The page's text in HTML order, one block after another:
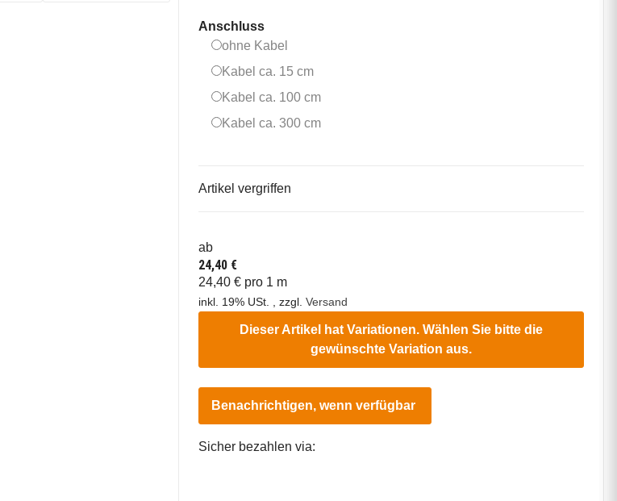
Anschluss
ohne Kabel
Kabel ca. 15 cmKabel ca. 15 cm
Kabel ca. 100 cmKabel ca. 100 cm
Kabel ca. 300 cmKabel ca. 300 cm
Artikel vergriffen
ab
24,40 €
24,40 € pro 1 m
inkl. 19% USt. , zzgl. Versand
Dieser Artikel hat Variationen. Wählen Sie bitte die
gewünschte Variation aus.
Benachrichtigen, wenn verfügbar
Sicher bezahlen via: